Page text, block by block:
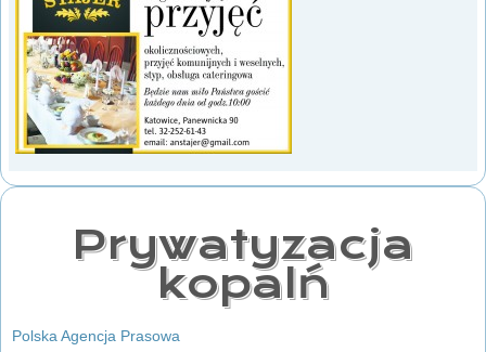
Prywatyzacja
kopalń
Polska Agencja Prasowa